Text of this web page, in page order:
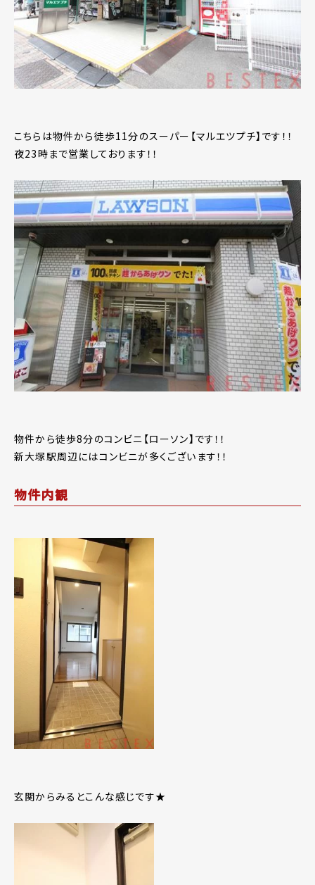
こちらは物件から徒歩11分のスーパー【マルエツプチ】です！！
夜23時まで営業しております！！
物件から徒歩8分のコンビニ【ローソン】です！！
新大塚駅周辺にはコンビニが多くございます！！
物件内観
玄関からみるとこんな感じです★